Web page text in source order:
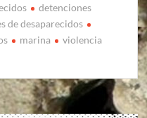
detenciones
de desaparecidos
marina
violencia